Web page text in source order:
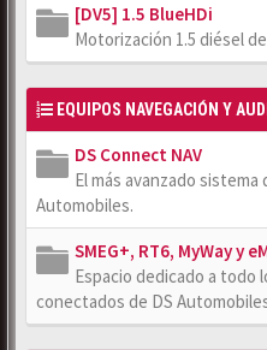
[DV5] 1.5 BlueHDi
Motorización 1.5 diésel
EQUIPOS NAVEGACIÓN Y
DS Connect NAV
El más avanzado sistema
Automobiles.
SMEG+, RT6, MyWay y
Espacio dedicado a todo
conectados de DS